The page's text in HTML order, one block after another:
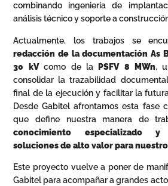
combinando ingeniería de
análisis técnico y soporte a
Actualmente, los trabajos se
redacción de la documentación As
30 kVcomo de la PSFV 8 MWn,
consolidar la trazabilidad
final de la ejecución y facilitar la
Desde Gabitel afrontamos esta fase
que define nuestra manera de
conocimiento especializado
soluciones de alto valor para
Este proyecto vuelve a poner de
Gabitel para acompañar a grandes